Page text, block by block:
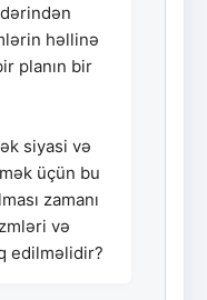
həllinə
planın bir
siyasi və
üçün bu
zamanı
və
edilməlidir?